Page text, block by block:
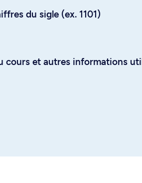
du sigle (ex. 1101)
cours et autres informations